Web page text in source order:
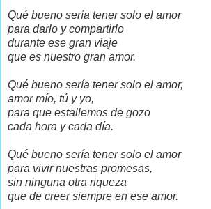
Qué bueno sería tener solo el amor
para darlo y compartirlo
durante ese gran viaje
que es nuestro gran amor.
Qué bueno sería tener solo el amor,
amor mío, tú y yo,
para que estallemos de gozo
cada hora y cada día.
Qué bueno sería tener solo el amor
para vivir nuestras promesas,
sin ninguna otra riqueza
que de creer siempre en ese amor.